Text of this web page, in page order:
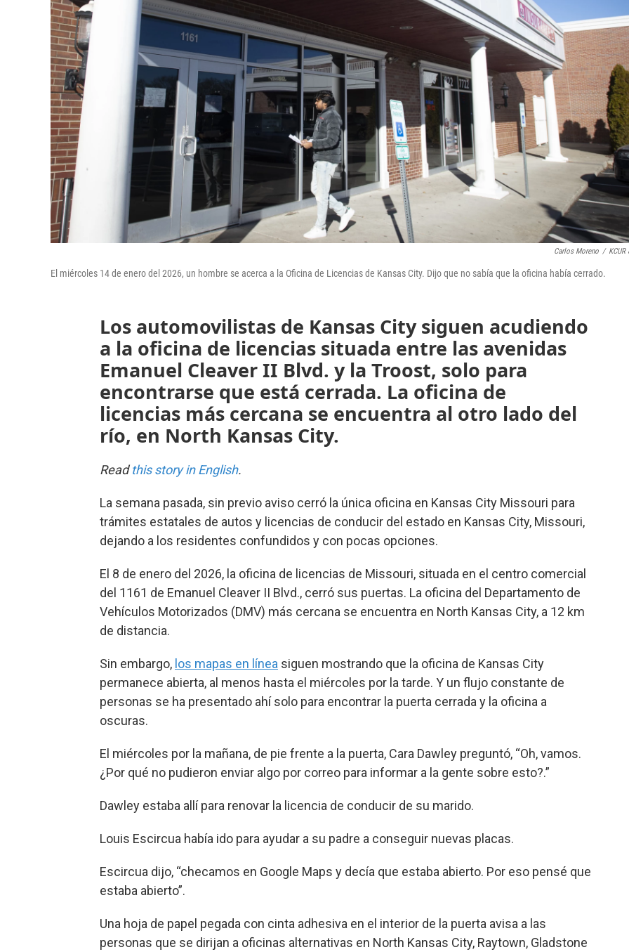
Carlos Moreno / KCUR
El miércoles 14 de enero del 2026, un hombre se acerca a la Oficina de Licencias de Kansas City. Dijo que no sabía que la oficina había cerrado.
Los automovilistas de Kansas City siguen acudiendo
a la oficina de licencias situada entre las avenidas
Emanuel Cleaver II Blvd. y la Troost, solo para
encontrarse que está cerrada. La oficina de
licencias más cercana se encuentra al otro lado del
río, en North Kansas City.
Readthis story in English.
La semana pasada, sin previo aviso cerró la única oficina en Kansas City Missouri para
trámites estatales de autos y licencias de conducir del estado en Kansas City, Missouri,
dejando a los residentes confundidos y con pocas opciones.
El 8 de enero del 2026, la oficina de licencias de Missouri, situada en el centro comercial
del 1161 de Emanuel Cleaver II Blvd., cerró sus puertas. La oficina del Departamento de
Vehículos Motorizados (DMV) más cercana se encuentra en North Kansas City, a 12 km
de distancia.
Sin embargo, los mapas en línea siguen mostrando que la oficina de Kansas City
permanece abierta, al menos hasta el miércoles por la tarde. Y un flujo constante de
personas se ha presentado ahí solo para encontrar la puerta cerrada y la oficina a
oscuras.
El miércoles por la mañana, de pie frente a la puerta, Cara Dawley preguntó, “Oh, vamos.
¿Por qué no pudieron enviar algo por correo para informar a la gente sobre esto?.”
Dawley estaba allí para renovar la licencia de conducir de su marido.
Louis Escircua había ido para ayudar a su padre a conseguir nuevas placas.
Escircua dijo, “checamos en Google Maps y decía que estaba abierto. Por eso pensé que
estaba abierto”.
Una hoja de papel pegada con cinta adhesiva en el interior de la puerta avisa a las
personas que se dirijan a oficinas alternativas en North Kansas City, Raytown, Gladstone